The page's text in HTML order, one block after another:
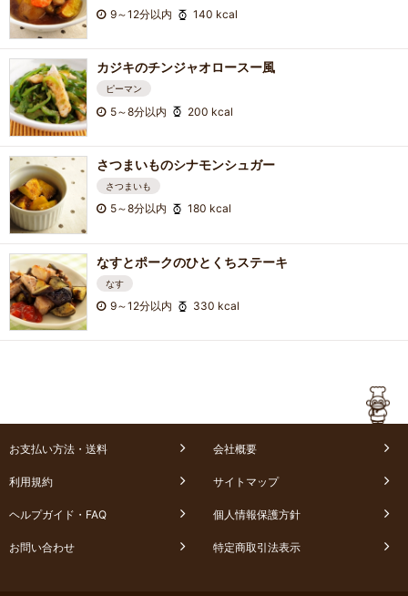
9～12分以内 140 kcal
カジキのチンジャオロースー風
ピーマン
5～8分以内 200 kcal
さつまいものシナモンシュガー
さつまいも
5～8分以内 180 kcal
なすとポークのひとくちステーキ
なす
9～12分以内 330 kcal
お支払い方法・送料 会社概要
利用規約 サイトマップ
ヘルプガイド・FAQ 個人情報保護方針
お問い合わせ 特定商取引法表示